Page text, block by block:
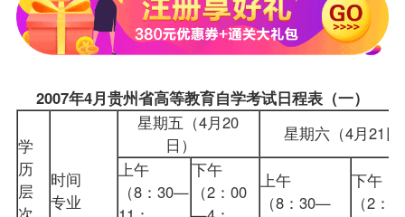
2007年4月贵州省高等教育自学考试日程表（一）
学
历
层
时间
专业
星期五（4月20
日）
星期六（4月21
上午
（8：30—
下午
（2：00
上午
（8：30—
下午
（2：